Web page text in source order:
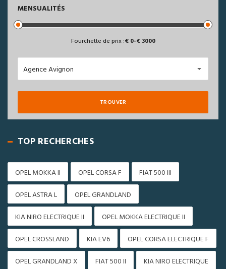
MENSUALITÉS
Fourchette de prix : 0- 3000
Agence Avignon
TROUVER
TOP RECHERCHES
OPEL MOKKA II OPEL CORSA F
FIAT 500 III
OPEL ASTRA L
OPEL GRANDLAND
KIA NIRO ELECTRIQUE II
OPEL MOKKA ELECTRIQUE II
OPEL CROSSLAND
KIA EV6
OPEL CORSA ELECTRIQUE F
OPEL GRANDLAND X
FIAT 500 II
KIA NIRO ELECTRIQUE